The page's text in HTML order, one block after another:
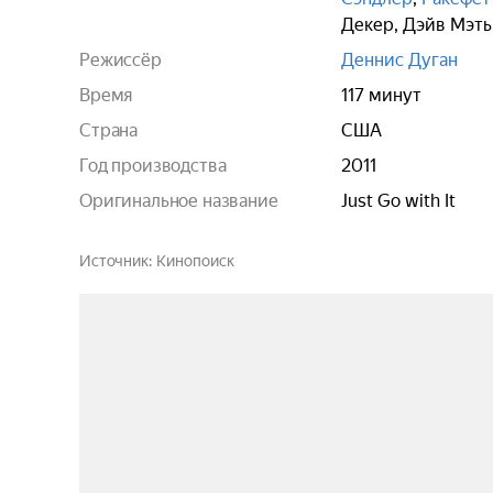
Декер, Дэйв
Режиссёр
Деннис Дуган
Время
117 минут
Страна
США
Год производства
2011
Оригинальное название
Just Go with It
Источник Кинопоиск